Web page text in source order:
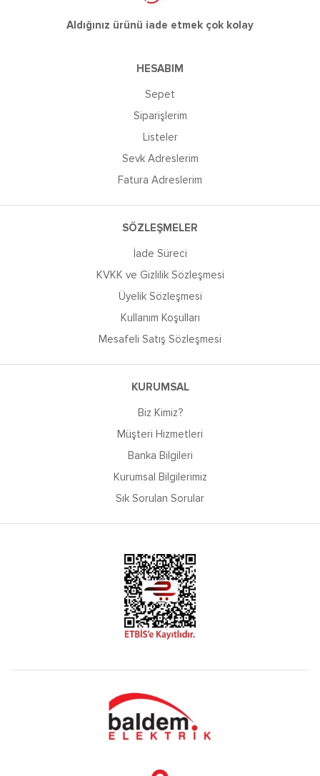
Aldığınız ürünü iade etmek çok kolay
HESABIM
Sepet
Siparişlerim
Listeler
Sevk Adreslerim
Fatura Adreslerim
SÖZLEŞMELER
İade Süreci
KVKK ve Gizlilik Sözleşmesi
Üyelik Sözleşmesi
Kullanım Koşulları
Mesafeli Satış Sözleşmesi
KURUMSAL
Biz Kimiz?
Müşteri Hizmetleri
Banka Bilgileri
Kurumsal Bilgilerimiz
Sık Sorulan Sorular